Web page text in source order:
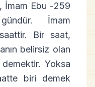
İmam Ebu
İmam
Bir saat,
belirsiz olan
Yoksa
biri demek